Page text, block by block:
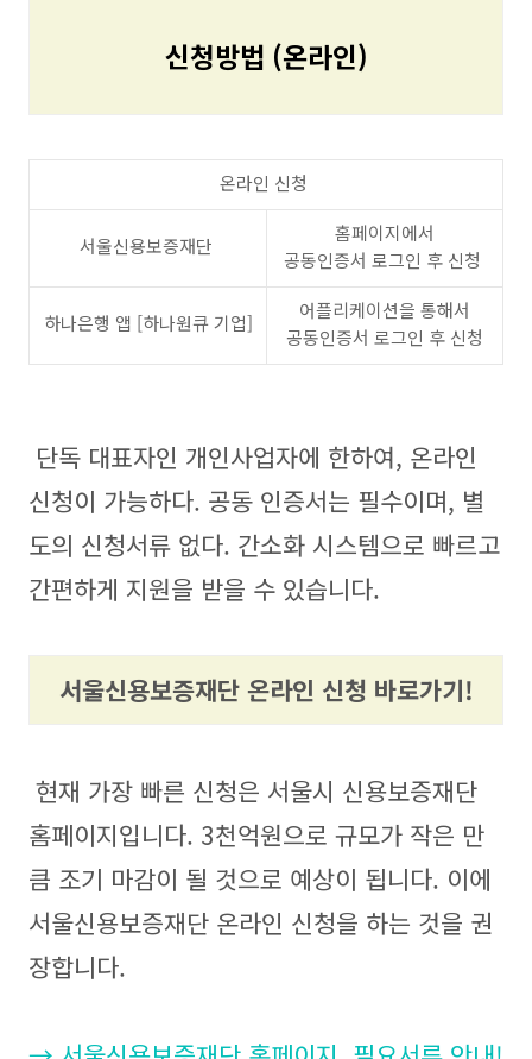
신청방법 (온라인)
온라인 신청
서울신용보증재단
홈페이지에서
공동인증서 로그인 후 신청
하나은행 앱 [하나원큐 기업]
어플리케이션을 통해서
공동인증서 로그인 후 신청
단독 대표자인 개인사업자에 한하여, 온라인
신청이 가능하다. 공동 인증서는 필수이며, 별
도의 신청서류 없다. 간소화 시스템으로 빠르고
간편하게 지원을 받을 수 있습니다.
서울신용보증재단 온라인 신청 바로가기!
현재 가장 빠른 신청은 서울시 신용보증재단
홈페이지입니다. 3천억원으로 규모가 작은 만
큼 조기 마감이 될 것으로 예상이 됩니다. 이에
서울신용보증재단 온라인 신청을 하는 것을 권
장합니다.